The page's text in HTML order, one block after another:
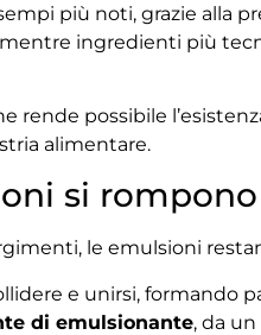
più noti, grazie alla
ingredienti più
rende possibile
alimentare.
si rompono
le emulsioni
e unirsi, formando
di emulsionante, da un